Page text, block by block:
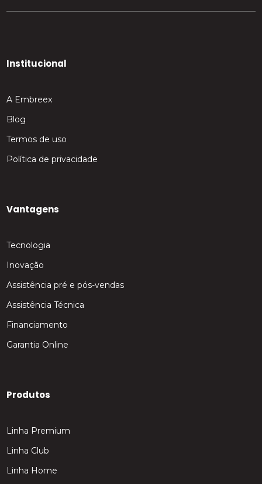
Institucional
A Embreex
Blog
Termos de uso
Política de privacidade
Vantagens
Tecnologia
Inovação
Assistência pré e pós-vendas
Assistência Técnica
Financiamento
Garantia Online
Produtos
Linha Premium
Linha Club
Linha Home